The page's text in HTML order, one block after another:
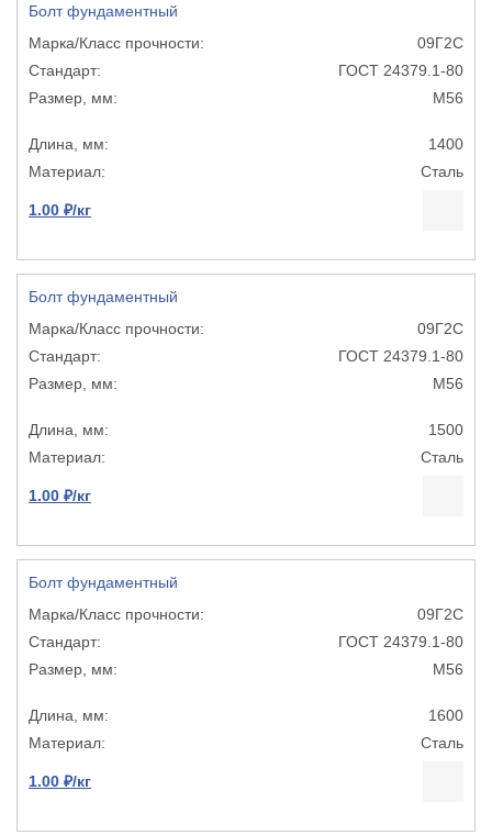
Болт фундаментный
09Г2С
ГОСТ 24379.1-80
М56
1400
Сталь
1.00 ₽/кг
Болт фундаментный
09Г2С
ГОСТ 24379.1-80
М56
1500
Сталь
1.00 ₽/кг
Болт фундаментный
09Г2С
ГОСТ 24379.1-80
М56
1600
Сталь
1.00 ₽/кг